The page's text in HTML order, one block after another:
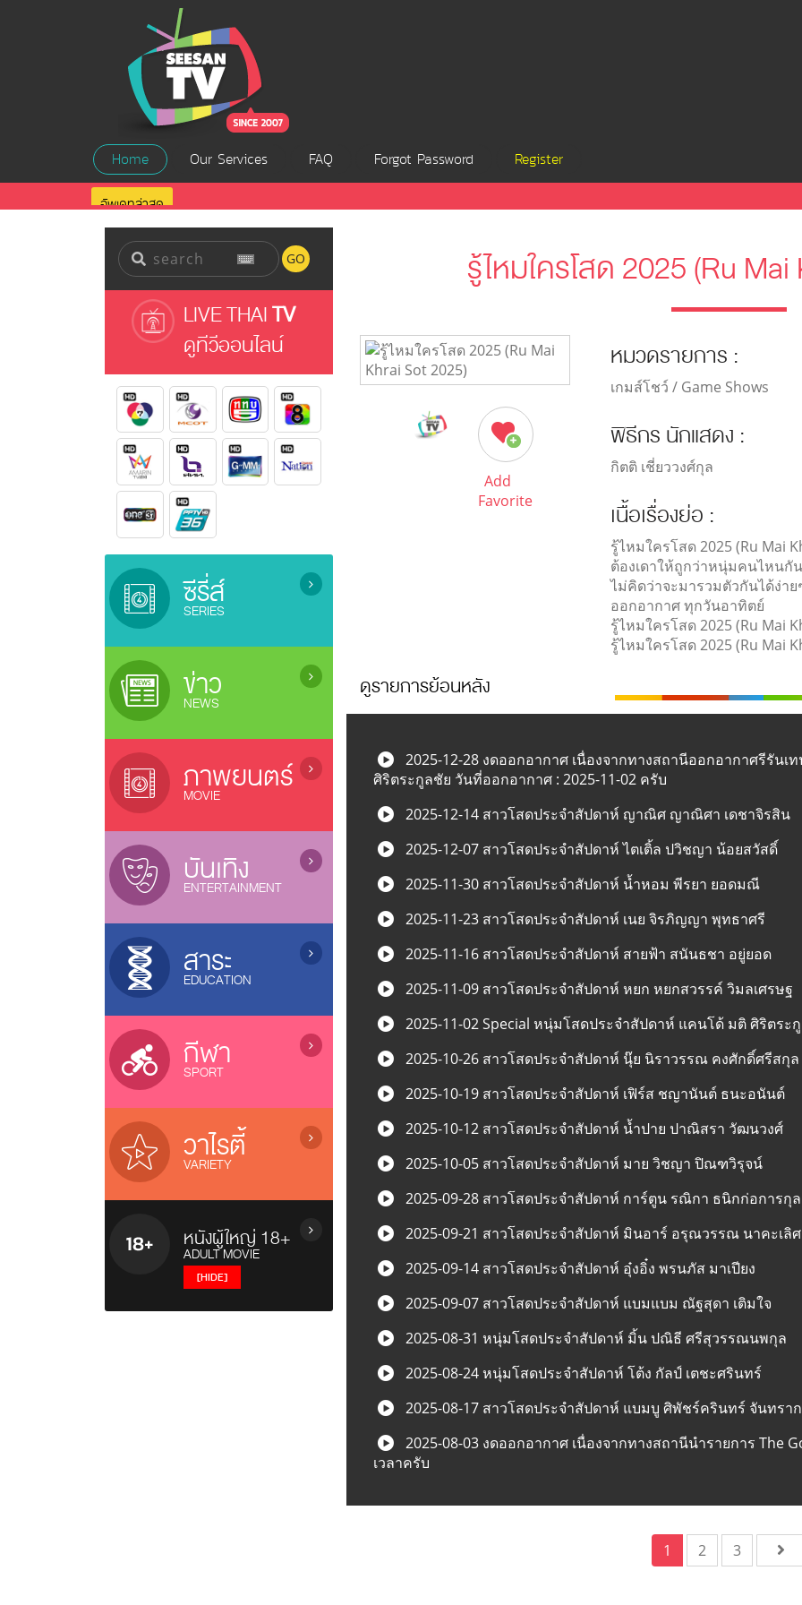
Home Our Services FAQ Forgot Password Register
อัพเดทล่าสุด
GO
LIVE THAITV
ดูทีวีออนไลน์
ซีรี่ส์
SERIES
ซีรี่ย์เกาหลี (เสียงไทย) / Korean
Series
ซีรี่ย์ยูริ (ซีรี่ย์หญิงรักหญิง) / Lesbian
Serie
ละครไทยรีรัน (Rerun Thai Drama)
ซีรี่ย์ญี่ปุ่น / Japanese Series
ซีรี่ย์จีน (เสียงไทย) / Chinese Series
(ended)
ละครไทย (ออนแอร์) / Thai Dramas
(On air)
ซีรี่ส์วาย / Boys Love Series
ซีรี่ย์ฝรั่ง / US Series
ซีรี่ย์เกาหลี (ซับไทย) / Korean Series
(sub thai)
ซีรี่ย์ฟิลิปปินส์ / Filipino Series
ซิทคอม / Sitcom
ข่าว
NEWS
ข่าว / News
ข่าวบันเทิง / Entertainment News
ภาพยนตร์
MOVIE
ภาพยนตร์ไทย / Thai Movies
ภาพยนตร์แอนนิเมชั่น / Animation
หนังไทยใหม่ / New Thai Movies
ภาพยนตร์เกาหลี / Korean Movies
ภาพยนตร์จีน / Chinese Movies
หนังดังช่อง 3, 7, 9, One
ภาพยนตร์อินเดีย / Indian Movies
ภาพยนตร์ญี่ปุ่น / Japanese Movies
ภาพยนตร์ฝรั่ง / Movies
แกะกล่องหนังไทย / Old Thai Movies
ภาพยนตร์ฝรั่งใหม่
บันเทิง
ENTERTAINMENT
การ์ตูน / Cartoons
เกมส์โชว์ / Game Shows
รายการเพลง&คอนเสิร์ต /
Music&Concert
รายการตลกขำขัน / Comedy Shows
ลิเก / Musical Folk Drama
สาระ
EDUCATION
รายการสารคดี / Documentary
บ้านและเทคโนโลยี / Home &
Technology
รายการสุขภาพ / Health Variety
รายการธรรมะ / Dhamma
รายการเด็ก / Kids Programs
รายการส่งเสริมความรู้ / Knowledge
กีฬา
SPORT
รายการกีฬา / Sports
โอลิมปิก 2024 / Olympic 2024
Riyadh World Combat Games
บอลทีมชาติไทย / Thailand Team
เอฟ เอ คัพ / FA Cup
ยูฟ่า / UEFA Champions League
ไทยพรีเมียร์ลีก / Thai Premier
บอลถ้วย+บอลกระชับมิตร+บอลอื่นๆ
ยูโร / EURO
วาไรตี้
VARIETY
เรียลลิตี้โชว์ / Reality & Singing
ทอล์กโชว์ / Talk Shows
วาไรตี้โชว์ / Variety Shows
รายการอาหาร / Cooking Shows
รายการท่องเที่ยว / Travel Show
หนังผู้ใหญ่ 18+
ADULT MOVIE
[HIDE]
หนังผู้ใหญ่ญี่ปุ่น
รู้ไหมใครโสด 2025 (Ru
Add
Favorite
หมวดรายการ :
เกมส์โชว์ / Game Shows
พิธีกร นักแสดง :
กิตติ เชี่ยววงศ์กุล
เนื้อเรื่องย่อ :
รู้ไหมใครโสด 2025 (Ru Mai
ต้องเดาให้ถูกว่าหนุ่มคนไหนกั
ไม่คิดว่าจะมารวมตัวกันได้ง่าย
ออกอากาศ ทุกวันอาทิตย์
รู้ไหมใครโสด 2025 (Ru Mai
รู้ไหมใครโสด 2025 (Ru Mai
ดูรายการย้อนหลัง
2025-12-28 งดออกอากาศ เนื่องจากทางสถานีออกอากาศรีรัน
ศิริตระกูลชัย วันที่ออกอากาศ : 2025-11-02 ครับ
2025-12-14 สาวโสดประจำสัปดาห์ ญาณิศ ญาณิศา เดชาจิรสิน
2025-12-07 สาวโสดประจำสัปดาห์ ไตเติ้ล ปวิชญา น้อยสวัสดิ์
2025-11-30 สาวโสดประจำสัปดาห์ น้ำหอม พีรยา ยอดมณี
2025-11-23 สาวโสดประจำสัปดาห์ เนย จิรภิญญา พุทธาศรี
2025-11-16 สาวโสดประจำสัปดาห์ สายฟ้า สนันธชา อยู่ยอด
2025-11-09 สาวโสดประจำสัปดาห์ หยก หยกสวรรค์ วิมลเศรษฐ
2025-11-02 Special หนุ่มโสดประจำสัปดาห์ แคนโด้ มติ ศิริตระ
2025-10-26 สาวโสดประจำสัปดาห์ นุ๊ย นิราวรรณ คงศักดิ์ศรีสกุล
2025-10-19 สาวโสดประจำสัปดาห์ เฟิร์ส ชญานันต์ ธนะอนันต์
2025-10-12 สาวโสดประจำสัปดาห์ น้ำปาย ปาณิสรา วัฒนวงศ์
2025-10-05 สาวโสดประจำสัปดาห์ มาย วิชญา ปิณฑวิรุจน์
2025-09-28 สาวโสดประจำสัปดาห์ การ์ตูน รณิกา ธนิกก่อการกุล
2025-09-21 สาวโสดประจำสัปดาห์ มินอาร์ อรุณวรรณ นาคะเลิ
2025-09-14 สาวโสดประจำสัปดาห์ อุ๋งอิ๋ง พรนภัส มาเปียง
2025-09-07 สาวโสดประจำสัปดาห์ แบมแบม ณัฐสุดา เติมใจ
2025-08-31 หนุ่มโสดประจำสัปดาห์ มิ้น ปณิธี ศรีสุวรรณนพกุล
2025-08-24 หนุ่มโสดประจำสัปดาห์ โต้ง กัลป์ เตชะศรินทร์
2025-08-17 สาวโสดประจำสัปดาห์ แบมบู ศิพัชร์ครินทร์ จันทรา
2025-08-03 งดออกอากาศ เนื่องจากทางสถานีนำรายการ The
เวลาครับ
1 2 3